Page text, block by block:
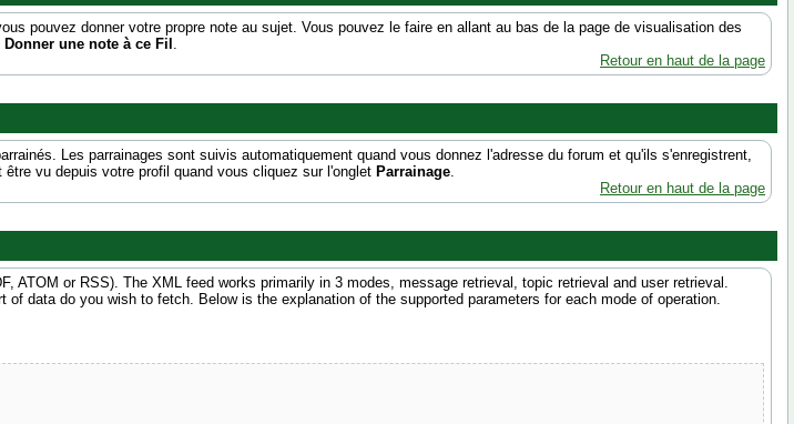
pouvez donner votre propre note au sujet. Vous pouvez le faire en allant au bas de la page de visualisation des
Donner une note à ce Fil .
Retour en haut de la page
Les parrainages sont suivis automatiquement quand vous donnez l'adresse du forum et qu'ils s'enregistrent,
vu depuis votre profil quand vous cliquez sur l'onglet Parrainage.
Retour en haut de la page
ATOM or RSS). The XML feed works primarily in 3 modes, message retrieval, topic retrieval and user retrieval.
data do you wish to fetch. Below is the explanation of the supported parameters for each mode of operation.